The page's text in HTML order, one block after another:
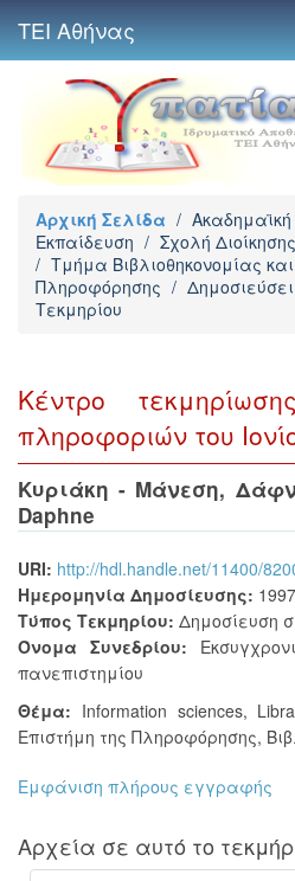
ΤΕΙ Αθήνας
Αρχική Σελίδα /
Εκπαίδευση / Σχολή
/ Τμήμα Βιβλιοθηκονομίας
Πληροφόρησης /
Τεκμηρίου
Κέντρο
πληροφοριών του
Κυριάκη - Μάνεση,
Daphne
URI: http://hdl.handle.net/11400/
Ημερομηνία Δημοσίευσης:
Τύπος Τεκμηρίου: Δημοσίευση
Όνομα Συνεδρίου:
πανεπιστημίου
Θέμα: Information sciences,
Επιστήμη της Πληροφόρησης,
Εμφάνιση πλήρους εγγραφής
Αρχεία σε αυτό το